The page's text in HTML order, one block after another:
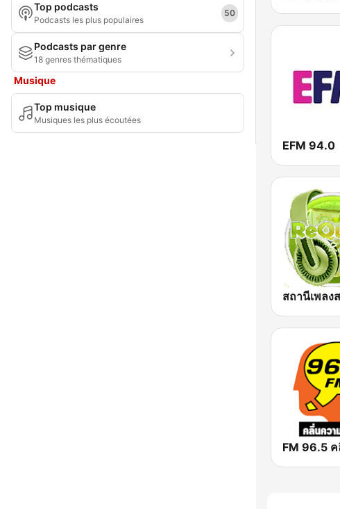
Top podcasts
Podcasts les plus populaires
50
Podcasts par genre
18 genres thématiques
Musique
Top musique
Musiques les plus écoutées
EFM 94.0